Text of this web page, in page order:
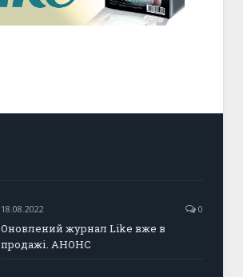
18.08.2022 0
Оновлений журнал Like вже в
продажі. АНОНС